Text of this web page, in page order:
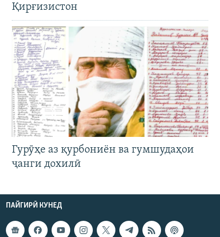
Қирғизистон
Гурӯҳе аз қурбониён ва гумшудаҳои
ҷанги дохилӣ
ПАЙГИРӢ КУНЕД